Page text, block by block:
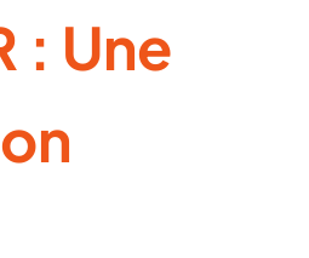
: Une